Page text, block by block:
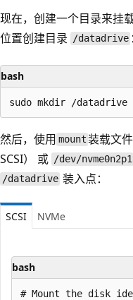
现在，创建一个目录来挂
位置创建目录 /datadrive
bash
然后，使用 mount 装载文
SCSI） 或 /dev/nvme0n2p1
/datadrive 装入点：
SCSI NVMe
bash
# Mount the disk